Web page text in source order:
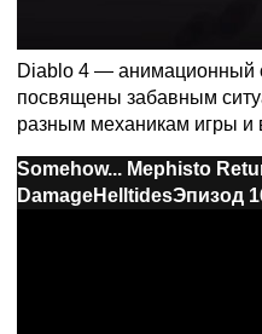
Diablo 4 — анимационный
посвящены забавным
разным механикам игры и
Somehow... Mephisto
DamageHelltidesЭпизод